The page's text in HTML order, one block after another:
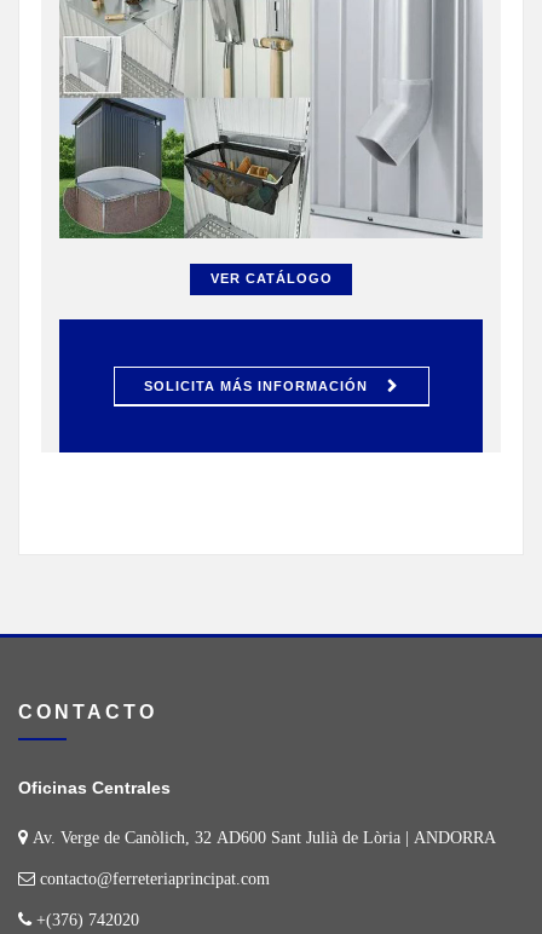
VER CATÁLOGO
SOLICITA MÁS INFORMACIÓN
CONTACTO
Oficinas Centrales
Av. Verge de Canòlich, 32 AD600 Sant Julià de Lòria | ANDORRA
contacto@ferreteriaprincipat.com
+(376) 742020